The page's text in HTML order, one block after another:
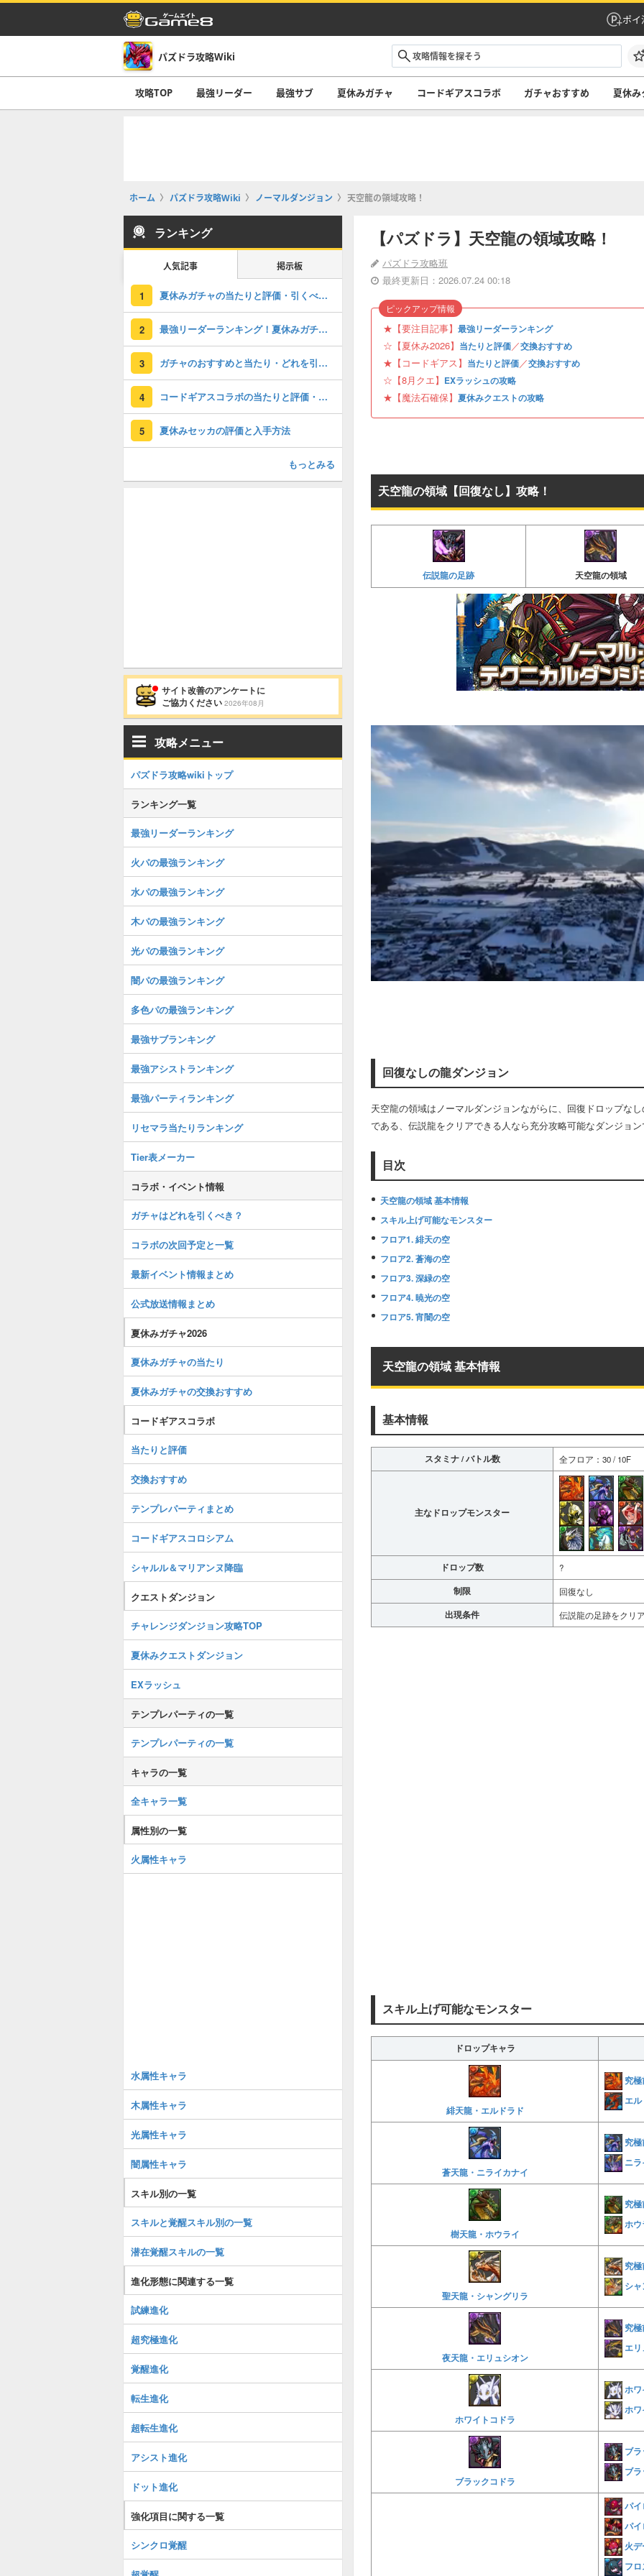
ポイ
パズドラ攻略Wiki
攻略TOP 最強リーダー 最強サブ 夏休みガチャ コードギアスコラボ ガチャおすすめ 夏休み
ホーム パズドラ攻略Wiki ノーマルダンジョン 天空龍の領域攻略！
【パズドラ】天空龍の領域攻略！
パズドラ攻略班
最終更新日：2026.07.24 00:18
★【要注目記事】 最強リーダーランキング
☆【夏休み2026】 当たりと評価／交換おすすめ
★【コードギアス】 当たりと評価／交換おすすめ
☆【8月クエ】 EXラッシュの攻略
★【魔法石確保】 夏休みクエストの攻略
ピックアップ情報
天空龍の領域【回復なし】攻略！
伝説龍の足跡 天空龍の領域
回復なしの龍ダンジョン
天空龍の領域はノーマルダンジョンながらに、回復ドロップな
である、伝説龍をクリアできる人なら充分攻略可能なダンジョ
目次
天空龍の領域 基本情報
スキル上げ可能なモンスター
フロア1. 緋天の空
フロア2. 蒼海の空
フロア3. 深緑の空
フロア4. 暁光の空
フロア5. 宵闇の空
天空龍の領域 基本情報
基本情報
スタミナ / バトル数 全フロア：30 / 10F
主なドロップモンスター
ドロップ数 ?
制限 回復なし
出現条件 伝説龍の足跡をクリ
スキル上げ可能なモンスター
ドロップキャラ
緋天龍・エルドラド
究
エ
蒼天龍・ニライカナイ
究
ニ
樹天龍・ホウライ
究
ホ
聖天龍・シャングリラ
究
シ
夜天龍・エリュシオン
究
エ
ホワイトコドラ
ホ
ホ
ブラックコドラ
ブ
ブ
パ
パ
火
フ
ランキング
人気記事 掲示板
1 夏休みガチャの当たりと評価・引くべき？
2 最強リーダーランキング！夏休みガチャの評価掲載
3 ガチャのおすすめと当たり・どれを引くべき？
4 コードギアスコラボの当たりと評価・引くべき？
5 夏休みセッカの評価と入手方法
もっとみる
サイト改善のアンケートに
ご協力ください 2026年08月
攻略メニュー
パズドラ攻略wikiトップ
ランキング一覧
最強リーダーランキング
火パの最強ランキング
水パの最強ランキング
木パの最強ランキング
光パの最強ランキング
闇パの最強ランキング
多色パの最強ランキング
最強サブランキング
最強アシストランキング
最強パーティランキング
リセマラ当たりランキング
Tier表メーカー
コラボ・イベント情報
ガチャはどれを引くべき？
コラボの次回予定と一覧
最新イベント情報まとめ
公式放送情報まとめ
夏休みガチャ2026
夏休みガチャの当たり
夏休みガチャの交換おすすめ
コードギアスコラボ
当たりと評価
交換おすすめ
テンプレパーティまとめ
コードギアスコロシアム
シャルル＆マリアンヌ降臨
クエストダンジョン
チャレンジダンジョン攻略TOP
夏休みクエストダンジョン
EXラッシュ
テンプレパーティの一覧
テンプレパーティの一覧
キャラの一覧
全キャラ一覧
属性別の一覧
火属性キャラ
水属性キャラ
木属性キャラ
光属性キャラ
闇属性キャラ
スキル別の一覧
スキルと覚醒スキル別の一覧
潜在覚醒スキルの一覧
進化形態に関連する一覧
試練進化
超究極進化
覚醒進化
転生進化
超転生進化
アシスト進化
ドット進化
強化項目に関する一覧
シンクロ覚醒